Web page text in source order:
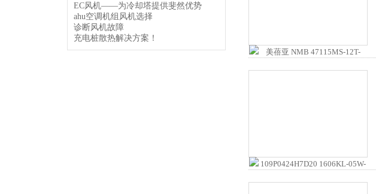
EC风机——为冷却塔提供斐然优势
ahu空调机组风机选择
诊断风机故障
充电桩散热解决方案！